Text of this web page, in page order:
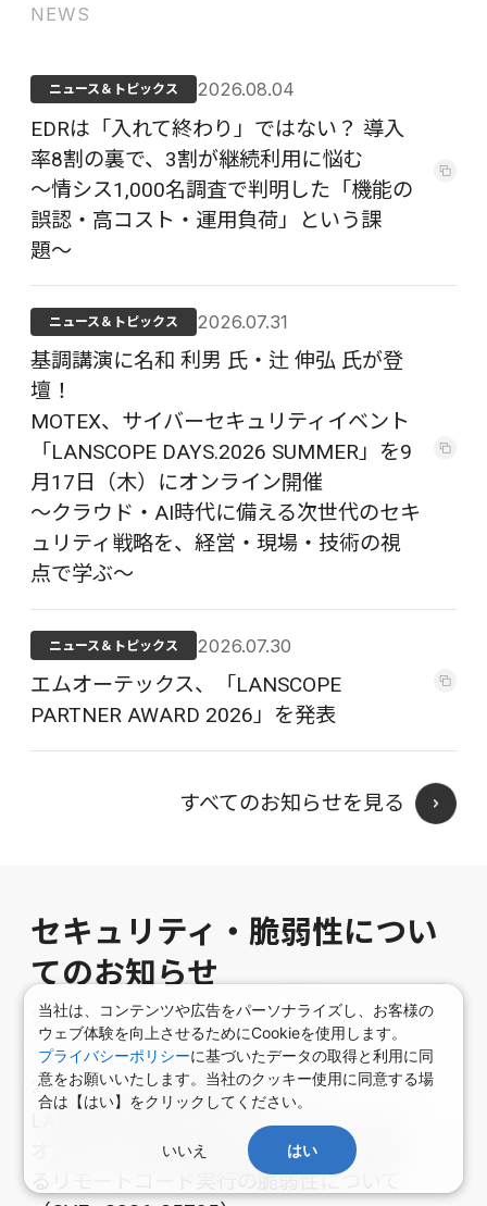
NEWS
ニュース＆トピックス 2026.08.04
EDRは「入れて終わり」ではない？ 導入
率8割の裏で、3割が継続利用に悩む
～情シス1,000名調査で判明した「機能の
誤認・高コスト・運用負荷」という課
題〜
ニュース＆トピックス 2026.07.31
基調講演に名和 利男 氏・辻 伸弘 氏が登
壇！
MOTEX、サイバーセキュリティイベント
「LANSCOPE DAYS.2026 SUMMER」を9
月17日（木）にオンライン開催
〜クラウド・AI時代に備える次世代のセキ
ュリティ戦略を、経営・現場・技術の視
点で学ぶ〜
ニュース＆トピックス 2026.07.30
エムオーテックス、「LANSCOPE
PARTNER AWARD 2026」を発表
すべてのお知らせを見る
セキュリティ・脆弱性につい
てのお知らせ
Security Vulnerability Notice
2026.02.25【重要なお知らせ】
LANSCOPE エンドポイントマネージャー
オンプレミス版 サブマネージャーに対す
るリモートコード実行の脆弱性について
当社は、コンテンツや広告をパーソナライズし、お客様の
ウェブ体験を向上させるためにCookieを使用します。
プライバシーポリシーに基づいたデータの取得と利用に同
意をお願いいたします。当社のクッキー使用に同意する場
合は【はい】をクリックしてください。
いいえ はい